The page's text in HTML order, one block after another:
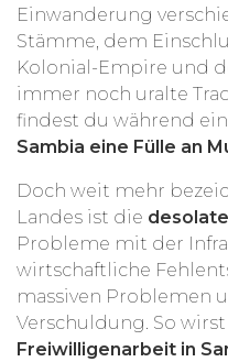
Einwanderung
Stämme, dem
Kolonial-Empire und
immer noch uralte
findest du während
Sambia eine Fülle an
Doch weit mehr
Landes ist die
Probleme mit der
wirtschaftliche
massiven Problemen
Verschuldung. So
Freiwilligenarbeit in